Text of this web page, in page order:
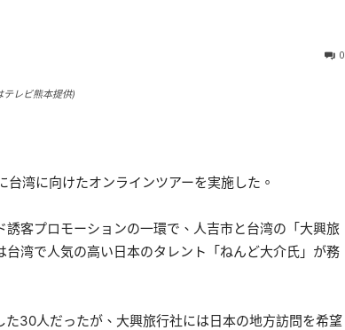
0
テレビ熊本提供)
湾に向けたオンラインツアーを実施した。
客プロモーションの一環で、人吉市と台湾の「大興旅
湾で人気の高い日本のタレント「ねんど大介氏」が務
30人だったが、大興旅行社には日本の地方訪問を希望